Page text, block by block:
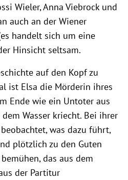
Wieler, Anna Viebrock und
auch an der Wiener
handelt sich um eine
Hinsicht seltsam.
auf den Kopf zu
ist Elsa die Mörderin ihres
Ende wie ein Untoter aus
dem Wasser kriecht. Bei ihrer
was dazu führt,
plötzlich zu den Guten
das aus dem
der Partitur